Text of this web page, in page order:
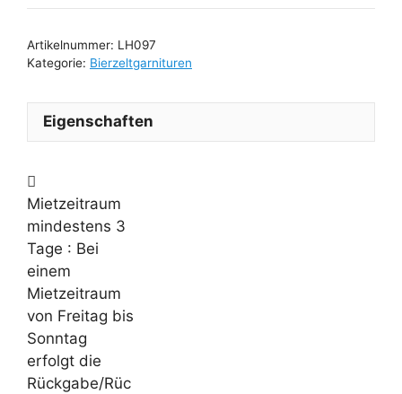
Artikelnummer: LH097
Kategorie: Bierzeltgarnituren
Eigenschaften
Mietzeitraum
mindestens 3
Tage : Bei
einem
Mietzeitraum
von Freitag bis
Sonntag
erfolgt die
Rückgabe/Rüc